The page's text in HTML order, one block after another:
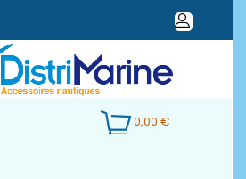
0,00 €